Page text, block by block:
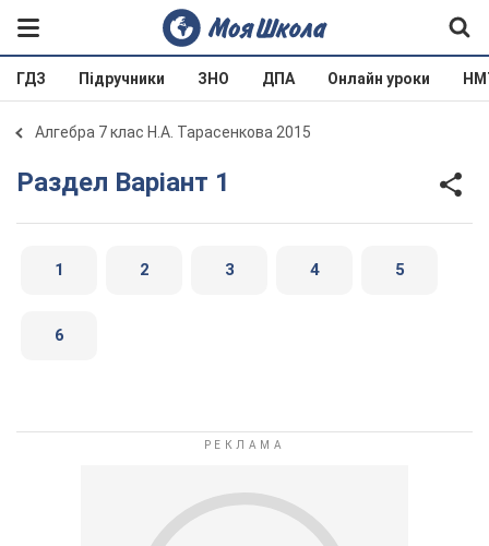
ГДЗ Підручники ЗНО ДПА Онлайн уроки
Алгебра 7 клас Н.А. Тарасенкова 2015
Раздел Варіант 1
1 2 3 4 5
6